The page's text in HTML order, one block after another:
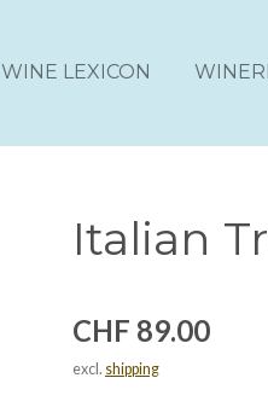
WINE LEXICON
Italian
CHF 89.00
excl. shipping